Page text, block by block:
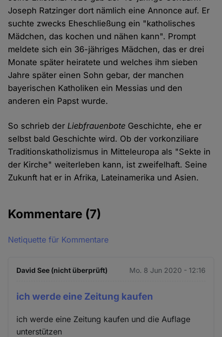
Joseph Ratzinger dort nämlich eine Annonce auf. Er
suchte zwecks Eheschließung ein "katholisches
Mädchen, das kochen und nähen kann". Prompt
meldete sich ein 36-jähriges Mädchen, das er drei
Monate später heiratete und welches ihm sieben
Jahre später einen Sohn gebar, der manchen
bayerischen Katholiken ein Messias und den
anderen ein Papst wurde.
So schrieb derLiebfrauenbote Geschichte, ehe er
selbst bald Geschichte wird. Ob der vorkonziliare
Traditionskatholizismus in Mitteleuropa als "Sekte in
der Kirche" weiterleben kann, ist zweifelhaft. Seine
Zukunft hat er in Afrika, Lateinamerika und Asien.
Kommentare (7)
Netiquette für Kommentare
David See (nicht überprüft) Mo. 8 Jun 2020 - 12:16
ich werde eine Zeitung kaufen
ich werde eine Zeitung kaufen und die Auflage
unterstützen